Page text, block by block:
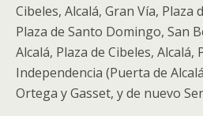
Cibeles, Alcalá, Gran Vía, Plaza
Plaza de Santo Domingo, San
Alcalá, Plaza de Cibeles, Alcalá,
Independencia (Puerta de
Ortega y Gasset, y de nuevo